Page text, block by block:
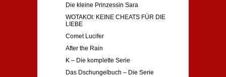
Die kleine Prinzessin Sara
WOTAKOI: KEINE CHEATS FÜR DIE
LIEBE
Comet Lucifer
After the Rain
K – Die komplette Serie
Das Dschungelbuch – Die Serie